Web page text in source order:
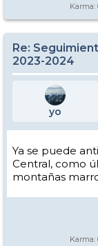
Karma:
Re:
2023-2024
yo
Ya se puede
Central, como
montañas
Karma: